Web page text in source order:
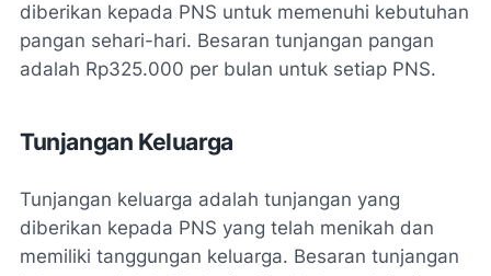
diberikan kepada PNS untuk memenuhi kebutuhan
pangan sehari-hari. Besaran tunjangan pangan
adalah Rp325.000 per bulan untuk setiap PNS.
Tunjangan Keluarga
Tunjangan keluarga adalah tunjangan yang
diberikan kepada PNS yang telah menikah dan
memiliki tanggungan keluarga. Besaran tunjangan